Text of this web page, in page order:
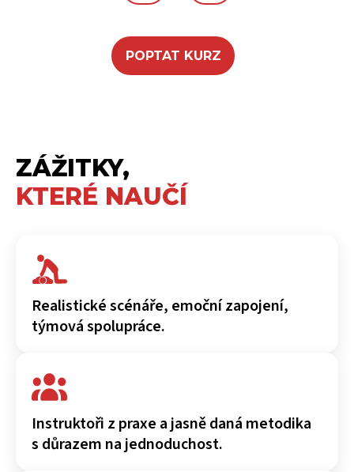
POPTAT KURZ
ZÁŽITKY,
KTERÉ NAUČÍ
Realistické scénáře, emoční zapojení,
týmová spolupráce.
Instruktoři z praxe a jasně daná metodika
s důrazem na jednoduchost.